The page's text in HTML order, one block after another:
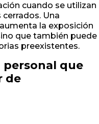
cuando se utilizan
Una
la exposición
que también puede
preexistentes.
que
de